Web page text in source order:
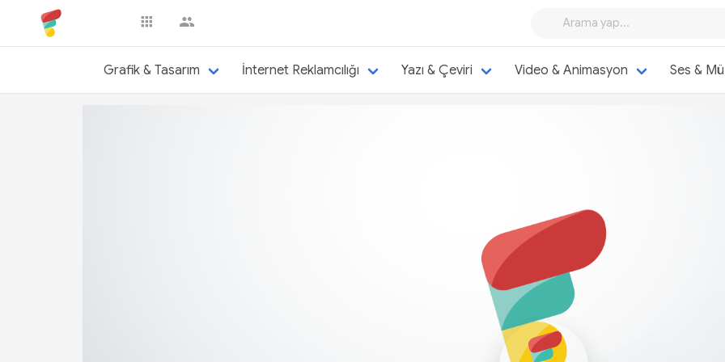
Grafik & Tasarım İnternet Reklamcılığı Yazı & Çeviri Video & Animasyon Ses &
sebahatavcu